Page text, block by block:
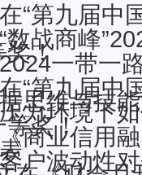
“第九届中
奖！战商峰
一带一
思维与技
“第九届中
等奖！
力环境下
商业信用
户波动性